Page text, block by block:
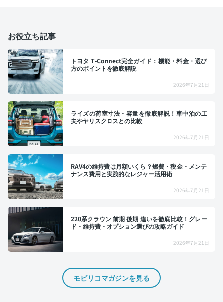
お役立ち記事
トヨタ T-Connect完全ガイド：機能・料金・選び
方のポイントを徹底解説
2026年7月21日
ライズの荷室寸法・容量を徹底解説！車中泊の工
夫やヤリスクロスとの比較
2026年7月21日
RAV4の維持費は月額いくら？燃費・税金・メンテ
ナンス費用と実践的なレジャー活用術
2026年7月21日
220系クラウン 前期 後期 違いを徹底比較！グレー
ド・維持費・オプション選びの攻略ガイド
2026年7月21日
モビリコマガジンを見る